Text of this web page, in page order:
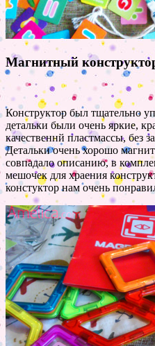
Магнитный
Конструктор был тщательно
детальки были очень яркие,
качественнй пластмассы, без
Детальки очень хорошо
совпадало описанию, в
мешочек для храения
констуктор нам очень